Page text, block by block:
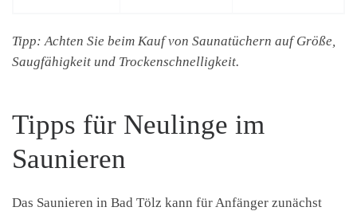
Tipp: Achten Sie beim Kauf von Saunatüchern auf Größe,
Saugfähigkeit und Trockenschnelligkeit.
Tipps für Neulinge im
Saunieren
Das Saunieren in Bad Tölz kann für Anfänger zunächst